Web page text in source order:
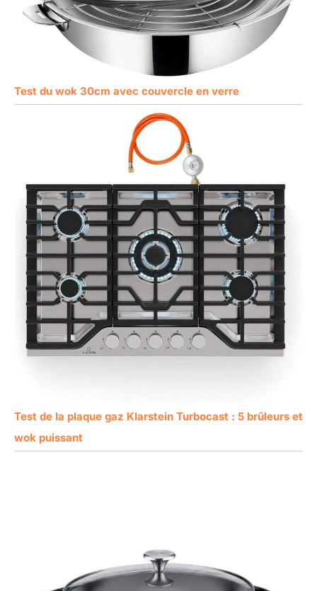
Test du wok 30cm avec couvercle en verre
Test de la plaque gaz Klarstein Turbocast : 5 brûleurs et
wok puissant